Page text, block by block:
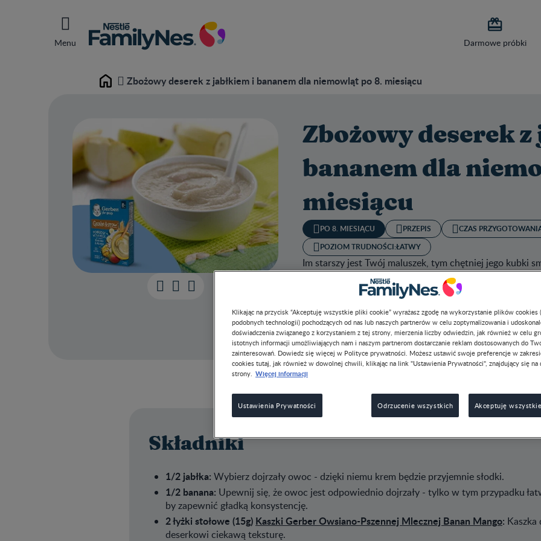
Menu

Darmowe próbki
Home Zbożowy deserek z jabłkiem i bananem dla niemowląt po 8. miesiącu
Zbożowy deserek z
bananem dla
miesiącu
PO 8. MIESIĄCU PRZEPIS CZAS
POZIOM TRUDNOŚCI:ŁATWY
Im starszy jest Twój maluszek, tym chętniej jego kubki
konsystencje. Ten zbożowy deserek z owocami łączy
odżywczą kaszki dla niemowląt, dzięki czemu może
Dojrzałe jabłka i banany to miękkie owoce, które
sposób i zachęć niemowlaka, by cieszył się
nawyki na przyszłość.
Składniki
1/2 jabłka: Wybierz dojrzały owoc - dzięki niemu krem będzie przyjemnie słodki.
1/2 banana: Upewnij się, że owoc jest odpowiednio dojrzały - tylko w tym przypadku
by zapewnić gładką konsystencję.
2 łyżki stołowe (15g) Kaszki Gerber Owsiano-Pszennej Mlecznej Banan Mango:
deserkowi ciekawą teksturę.
Klikając na przycisk “Akceptuję wszystkie pliki cookie” wyrażasz zgodę na wykorzystanie plików cookies
podobnych technologii) pochodzących od nas lub naszych partnerów w celu zoptymalizowania i
doświadczenia związanego z korzystaniem z tej strony, mierzenia liczby odwiedzin, jak również w celu
istotnych informacji umożliwiających nam i naszym partnerom dostarczanie reklam dostosowanych do
zainteresowań. Dowiedz się więcej w Polityce prywatności. Możesz ustawić swoje preferencje w
cookies tutaj, jak również w dowolnej chwili, klikając na link "Ustawienia Prywatności", znajdujący się na
strony. Więcej informacji
Ustawienia Prywatności Odrzucenie wszystkich Akceptuję